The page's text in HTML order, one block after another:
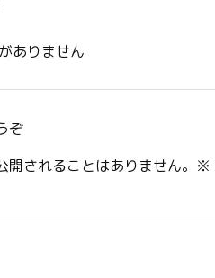
ありません
ぞ
開されることはありません。 ※